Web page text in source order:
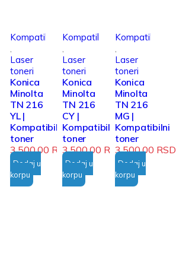
Kompatibilni
Laser
toneri
Konica
Minolta
TN 216
YL |
Kompatibilni
toner
3.500,00 RSD
Dodaj u
korpu
Kompatibilni
Laser
toneri
Konica
Minolta
TN 216
CY |
Kompatibilni
toner
3.500,00 RSD
Dodaj u
korpu
Kompatibilni
Laser
toneri
Konica
Minolta
TN 216
MG |
Kompatibilni
toner
3.500,00 RSD
Dodaj u
korpu